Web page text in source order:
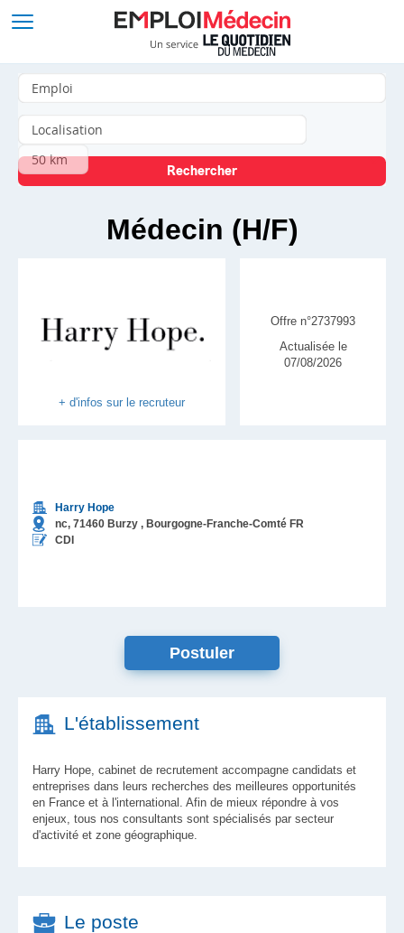
Médecin (H/F)
+ d'infos sur le recruteur
Harry Hope
nc, 71460 Burzy , Bourgogne-Franche-Comté FR
CDI
Offre n°2737993
Actualisée le
07/08/2026
Postuler
L'établissement
Harry Hope, cabinet de recrutement accompagne candidats et
entreprises dans leurs recherches des meilleures opportunités
en France et à l'international. Afin de mieux répondre à vos
enjeux, tous nos consultants sont spécialisés par secteur
d'activité et zone géographique.
Le poste